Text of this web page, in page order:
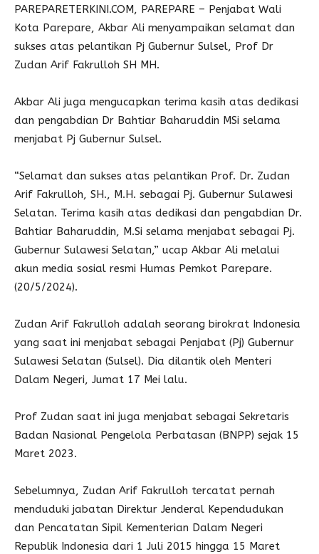
PAREPARETERKINI.COM, PAREPARE – Penjabat Wali
Kota Parepare, Akbar Ali menyampaikan selamat dan
sukses atas pelantikan Pj Gubernur Sulsel, Prof Dr
Zudan Arif Fakrulloh SH MH.
Akbar Ali juga mengucapkan terima kasih atas dedikasi
dan pengabdian Dr Bahtiar Baharuddin MSi selama
menjabat Pj Gubernur Sulsel.
“Selamat dan sukses atas pelantikan Prof. Dr. Zudan
Arif Fakrulloh, SH., M.H. sebagai Pj. Gubernur Sulawesi
Selatan. Terima kasih atas dedikasi dan pengabdian Dr.
Bahtiar Baharuddin, M.Si selama menjabat sebagai Pj.
Gubernur Sulawesi Selatan,” ucap Akbar Ali melalui
akun media sosial resmi Humas Pemkot Parepare.
(20/5/2024).
Zudan Arif Fakrulloh adalah seorang birokrat Indonesia
yang saat ini menjabat sebagai Penjabat (Pj) Gubernur
Sulawesi Selatan (Sulsel). Dia dilantik oleh Menteri
Dalam Negeri, Jumat 17 Mei lalu.
Prof Zudan saat ini juga menjabat sebagai Sekretaris
Badan Nasional Pengelola Perbatasan (BNPP) sejak 15
Maret 2023.
Sebelumnya, Zudan Arif Fakrulloh tercatat pernah
menduduki jabatan Direktur Jenderal Kependudukan
dan Pencatatan Sipil Kementerian Dalam Negeri
Republik Indonesia dari 1 Juli 2015 hingga 15 Maret